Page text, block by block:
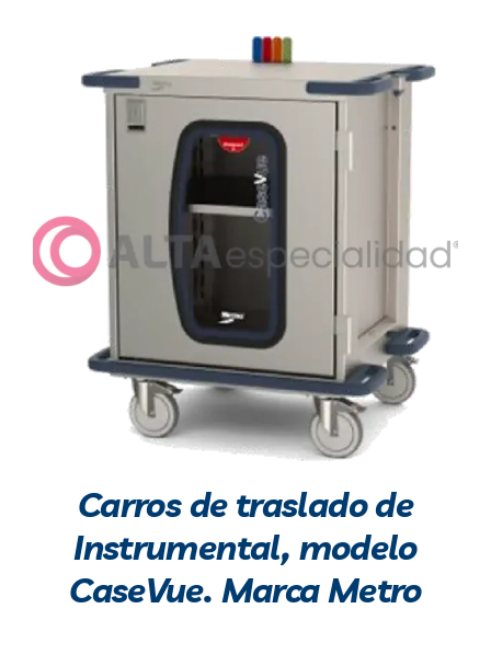
Carros de traslado de
Instrumental, modelo
CaseVue. Marca Metro